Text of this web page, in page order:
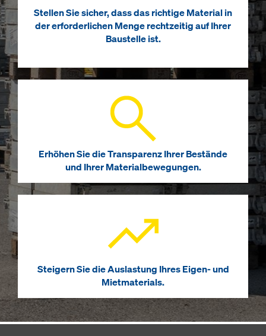
Stellen Sie sicher, dass das richtige Material in
der erforderlichen Menge rechtzeitig auf Ihrer
Baustelle ist.
Erhöhen Sie die Transparenz Ihrer Bestände
und Ihrer Materialbewegungen.
Steigern Sie die Auslastung Ihres Eigen- und
Mietmaterials.